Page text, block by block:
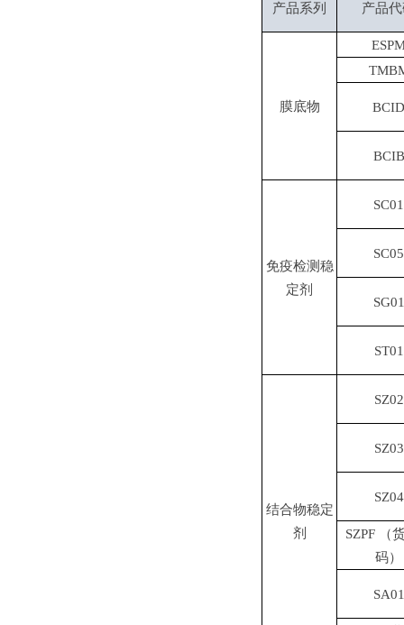
产品系列 产品
膜底物 BCID
BCIB
免疫检测稳
定剂
SC01
SC05
SG01
ST01
结合物稳定
剂
SZ02
SZ03
SZ04
SZPF （
码）
SA01